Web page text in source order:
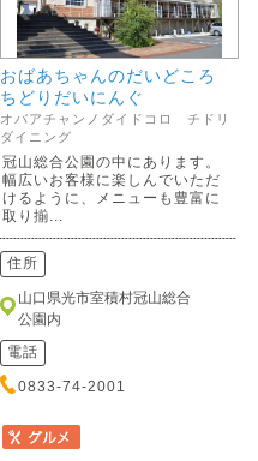
おばあちゃんのだいどころ
ちどりだいにんぐ
オバアチャンノダイドコロ チドリ
ダイニング
冠山総合公園の中にあります。
幅広いお客様に楽しんでいただ
けるように、メニューも豊富に
取り揃...
住所
山口県光市室積村冠山総合
公園内
電話
0833-74-2001